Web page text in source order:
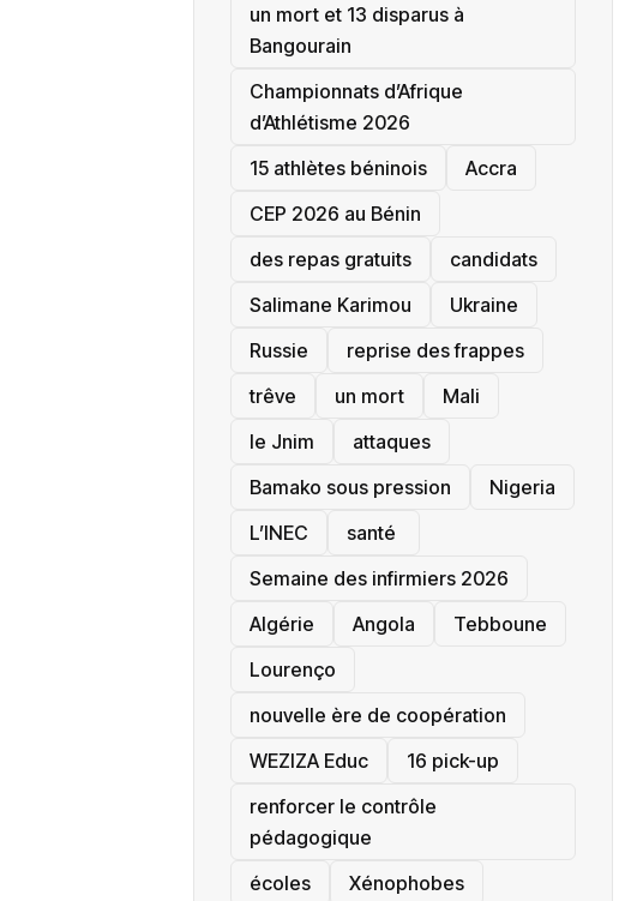
un mort et 13 disparus à
Bangourain
‎Championnats d’Afrique
d’Athlétisme 2026
15 athlètes béninois
Accra
‎CEP 2026 au Bénin
des repas gratuits
candidats
Salimane Karimou
Ukraine
Russie
reprise des frappes
trêve
un mort
Mali
le Jnim
attaques
Bamako sous pression
‎Nigeria
L’INEC
santé ‎
Semaine des infirmiers 2026
‎Algérie
Angola
Tebboune
Lourenço
nouvelle ère de coopération
‎WEZIZA Educ
16 pick-up
renforcer le contrôle
pédagogique
écoles
‎Xénophobes